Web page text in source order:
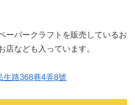
ーパークラフトを販売しているお
店なども入っています。
生路368巷4弄8號